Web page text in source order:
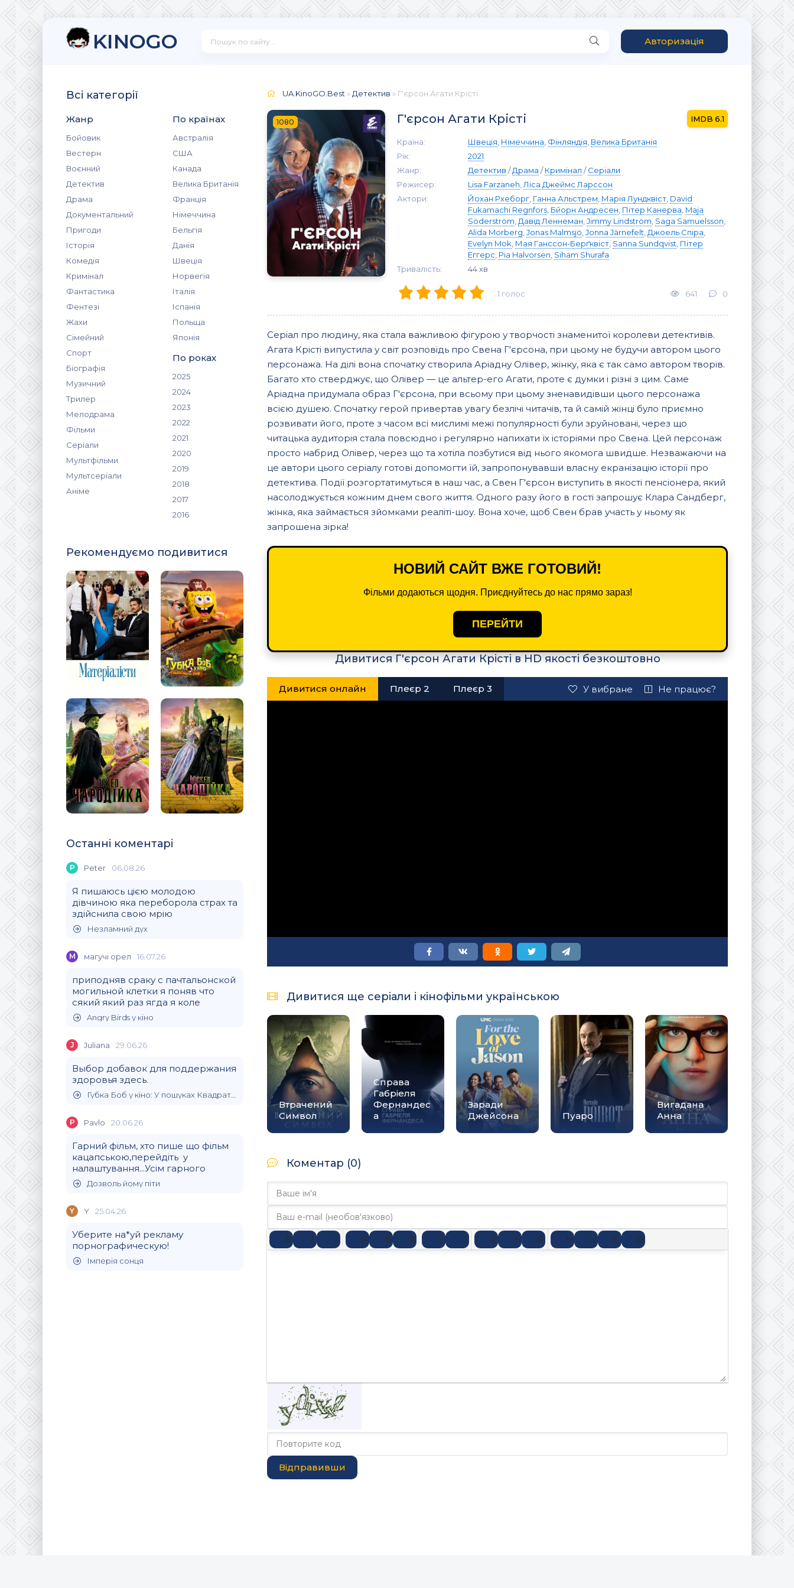
KINOGO Авторизація
Всі категорії
Жанр
Бойовик
Вестерн
Воєнний
Детектив
Драма
Документальний
Пригоди
Історія
Комедія
Кримінал
Фантастика
Фентезі
Жахи
Сімейний
Спорт
Біографія
Музичний
Трилер
Мелодрама
Фільми
Серіали
Мультфільми
Мультсеріали
Аніме
По країнах
Австралія
США
Канада
Велика Британія
Франція
Німеччина
Бельгія
Данія
Швеція
Норвегія
Італія
Іспанія
Польща
Японія
По роках
2025
2024
2023
2022
2021
2020
2019
2018
2017
2016
Рекомендуємо подивитися
Останні коментарі
P Peter 06.08.26
Я пишаюсь цією молодою
дівчиною яка переборола страх та
здійснила свою мрію
Незламний дух
М магучi орел 16.07.26
приподняв сраку с пачтальонской
могильной клетки я поняв что
сякий який раз ягда я коле
Angry Birds у кіно
J Juliana 29.06.26
Выбор добавок для поддержания
здоровья здесь.
Губка Боб у кіно: У пошуках Квадратних Штанів
P Pavlo 20.06.26
Гарний фільм, хто пише що фільм
кацапською,перейдіть у
налаштування...Усім гарного
Дозволь йому піти
Y Y 25.04.26
Уберите на*уй рекламу
порнографическую!
Імперія сонця
UA.KinoGO.Best » Детектив » Г'єрсон Агати Крісті
1080 Г'єрсон Агати Крісті 6.1
Країна: Швеція Німеччина Фінляндія Велика Британія
Рік:
2021
Жанр:
Детектив /Драма /Кримінал /Серіали
Режисер:
Lisa Farzaneh Ліса Джеймс Ларссон
Актори:
Йохан Рхеборг Ганна Альстрем Марія Лундквіст David
Fukamachi Regnfors Бйорн Андресен Пітер Канерва Maja
Söderström Давід Леннеман Jimmy Lindström Saga Samuelsson
Alida Morberg Jonas Malmsjö Jonna Järnefelt Джоель Спіра
Evelyn Mok Мая Ганссон-Берґквіст Sanna Sundqvist Пітер
Еггерс Pia Halvorsen Siham Shurafa
Тривалість:
44 хв
1 голос 641 0
Серіал про людину, яка стала важливою фігурою у творчості знаменитої королеви детективів.
Агата Крісті випустила у світ розповідь про Свена Г'єрсона, при цьому не будучи автором цього
персонажа. На ділі вона спочатку створила Аріадну Олівер, жінку, яка є так само автором творів.
Багато хто стверджує, що Олівер — це альтер-его Агати, проте є думки і різні з цим. Саме
Аріадна придумала образ Г'єрсона, при всьому при цьому зненавидівши цього персонажа
всією душею. Спочатку герой привертав увагу безлічі читачів, та й самій жінці було приємно
розвивати його, проте з часом всі мислимі межі популярності були зруйновані, через що
читацька аудиторія стала повсюдно і регулярно напихати їх історіями про Свена. Цей персонаж
просто набрид Олівер, через що та хотіла позбутися від нього якомога швидше. Незважаючи на
це автори цього серіалу готові допомогти їй, запропонувавши власну екранізацію історії про
детектива. Події розгортатимуться в наш час, а Свен Г'єрсон виступить в якості пенсіонера, який
насолоджується кожним днем свого життя. Одного разу його в гості запрошує Клара Сандберг,
жінка, яка займається зйомками реаліті-шоу. Вона хоче, щоб Свен брав участь у ньому як
запрошена зірка!
НОВИЙ САЙТ ВЖЕ ГОТОВИЙ!
Фільми додаються щодня. Приєднуйтесь до нас прямо зараз!
ПЕРЕЙТИ
Дивитися Г'єрсон Агати Крісті в HD якості безкоштовно
Дивитися онлайн Плеєр 2 Плеєр 3 У вибране Не працює?
Дивитися ще серіали і кінофільми українською
Втрачений
Символ
Справа
Габріеля
Фернандес
а
Заради
Джейсона
Пуаро
Вигадана
Анна
Коментар (0)
Відправивши